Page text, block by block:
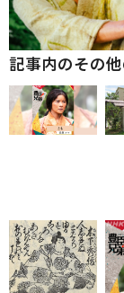
記事内のその